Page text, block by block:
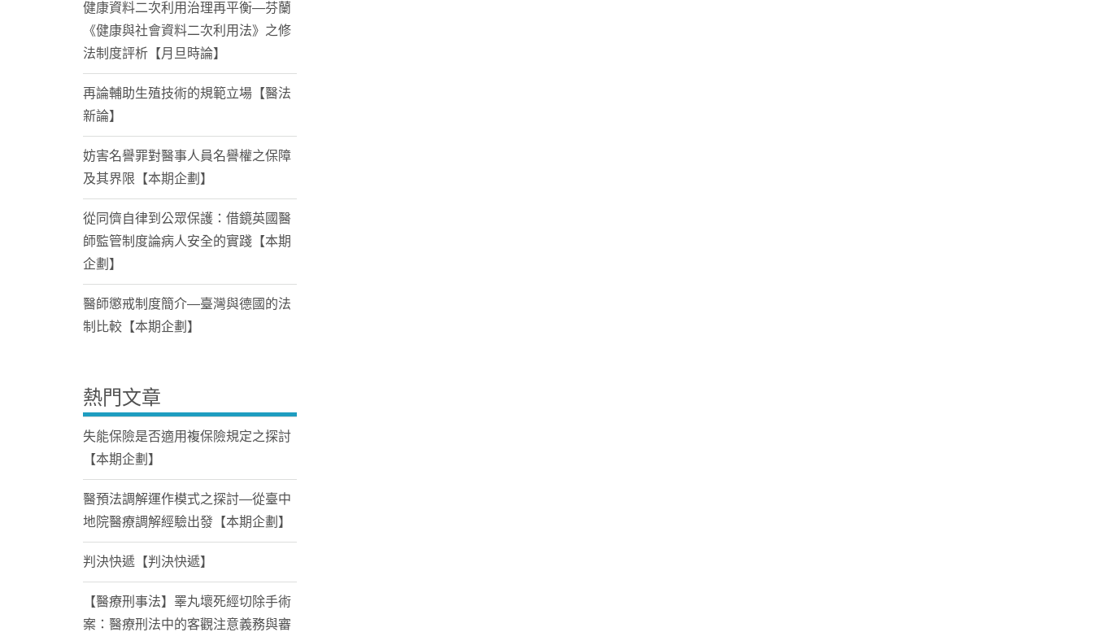
健康資料二次利用治理再平衡—芬蘭
《健康與社會資料二次利用法》之修
法制度評析【月旦時論】
再論輔助生殖技術的規範立場【醫法
新論】
妨害名譽罪對醫事人員名譽權之保障
及其界限【本期企劃】
從同儕自律到公眾保護：借鏡英國醫
師監管制度論病人安全的實踐【本期
企劃】
醫師懲戒制度簡介—臺灣與德國的法
制比較【本期企劃】
熱門文章
失能保險是否適用複保險規定之探討
【本期企劃】
醫預法調解運作模式之探討—從臺中
地院醫療調解經驗出發【本期企劃】
判決快遞【判決快遞】
【醫療刑事法】睪丸壞死經切除手術
案：醫療刑法中的客觀注意義務與審